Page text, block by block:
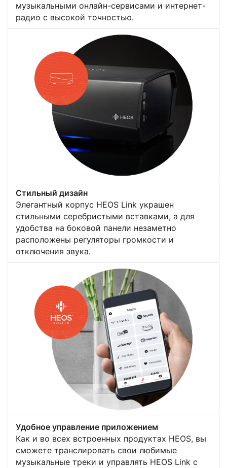
музыкальными онлайн-сервисами и интернет-
радио с высокой точностью.
Стильный дизайн
Элегантный корпус HEOS Link украшен
стильными серебристыми вставками, а для
удобства на боковой панели незаметно
расположены регуляторы громкости и
отключения звука.
Удобное управление приложением
Как и во всех встроенных продуктах HEOS, вы
сможете транслировать свои любимые
музыкальные треки и управлять HEOS Link с